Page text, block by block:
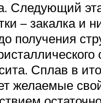
Следующий
– закалка и
получения
Сплав в
желаемые